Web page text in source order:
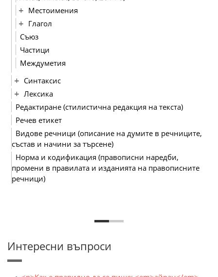
Местоимения
Глагол
Съюз
Частици
Междуметия
Синтаксис
Лексика
Редактиране (стилистична редакция на текста)
Речев етикет
Видове речници (описание на думите в речниците,
състав и начини за търсене)
Норма и кодификация (правописни наредби,
промени в правилата и изданията на правописните
речници)
Интересни въпроси